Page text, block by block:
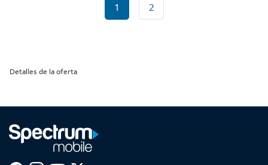
1 2
Detalles de la oferta